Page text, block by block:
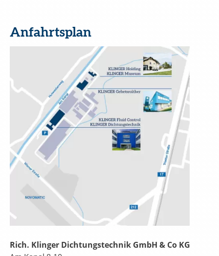
Anfahrtsplan
Rich. Klinger Dichtungstechnik GmbH & Co KG